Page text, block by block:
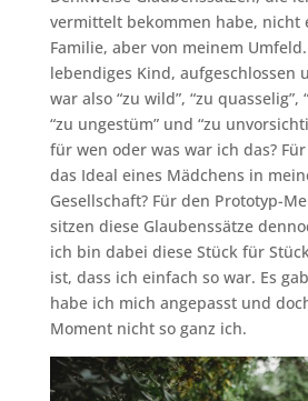
vermittelt bekommen habe, nicht
Familie, aber von meinem
lebendiges Kind, aufgeschlossen
war also “zu wild”, “zu quasselig”,
“zu ungestüm” und “zu
für wen oder was war ich das?
das Ideal eines Mädchens in
Gesellschaft? Für den Prototyp-
sitzen diese Glaubenssätze
ich bin dabei diese Stück für
ist, dass ich einfach so war. Es
habe ich mich angepasst und
Moment nicht so ganz ich.